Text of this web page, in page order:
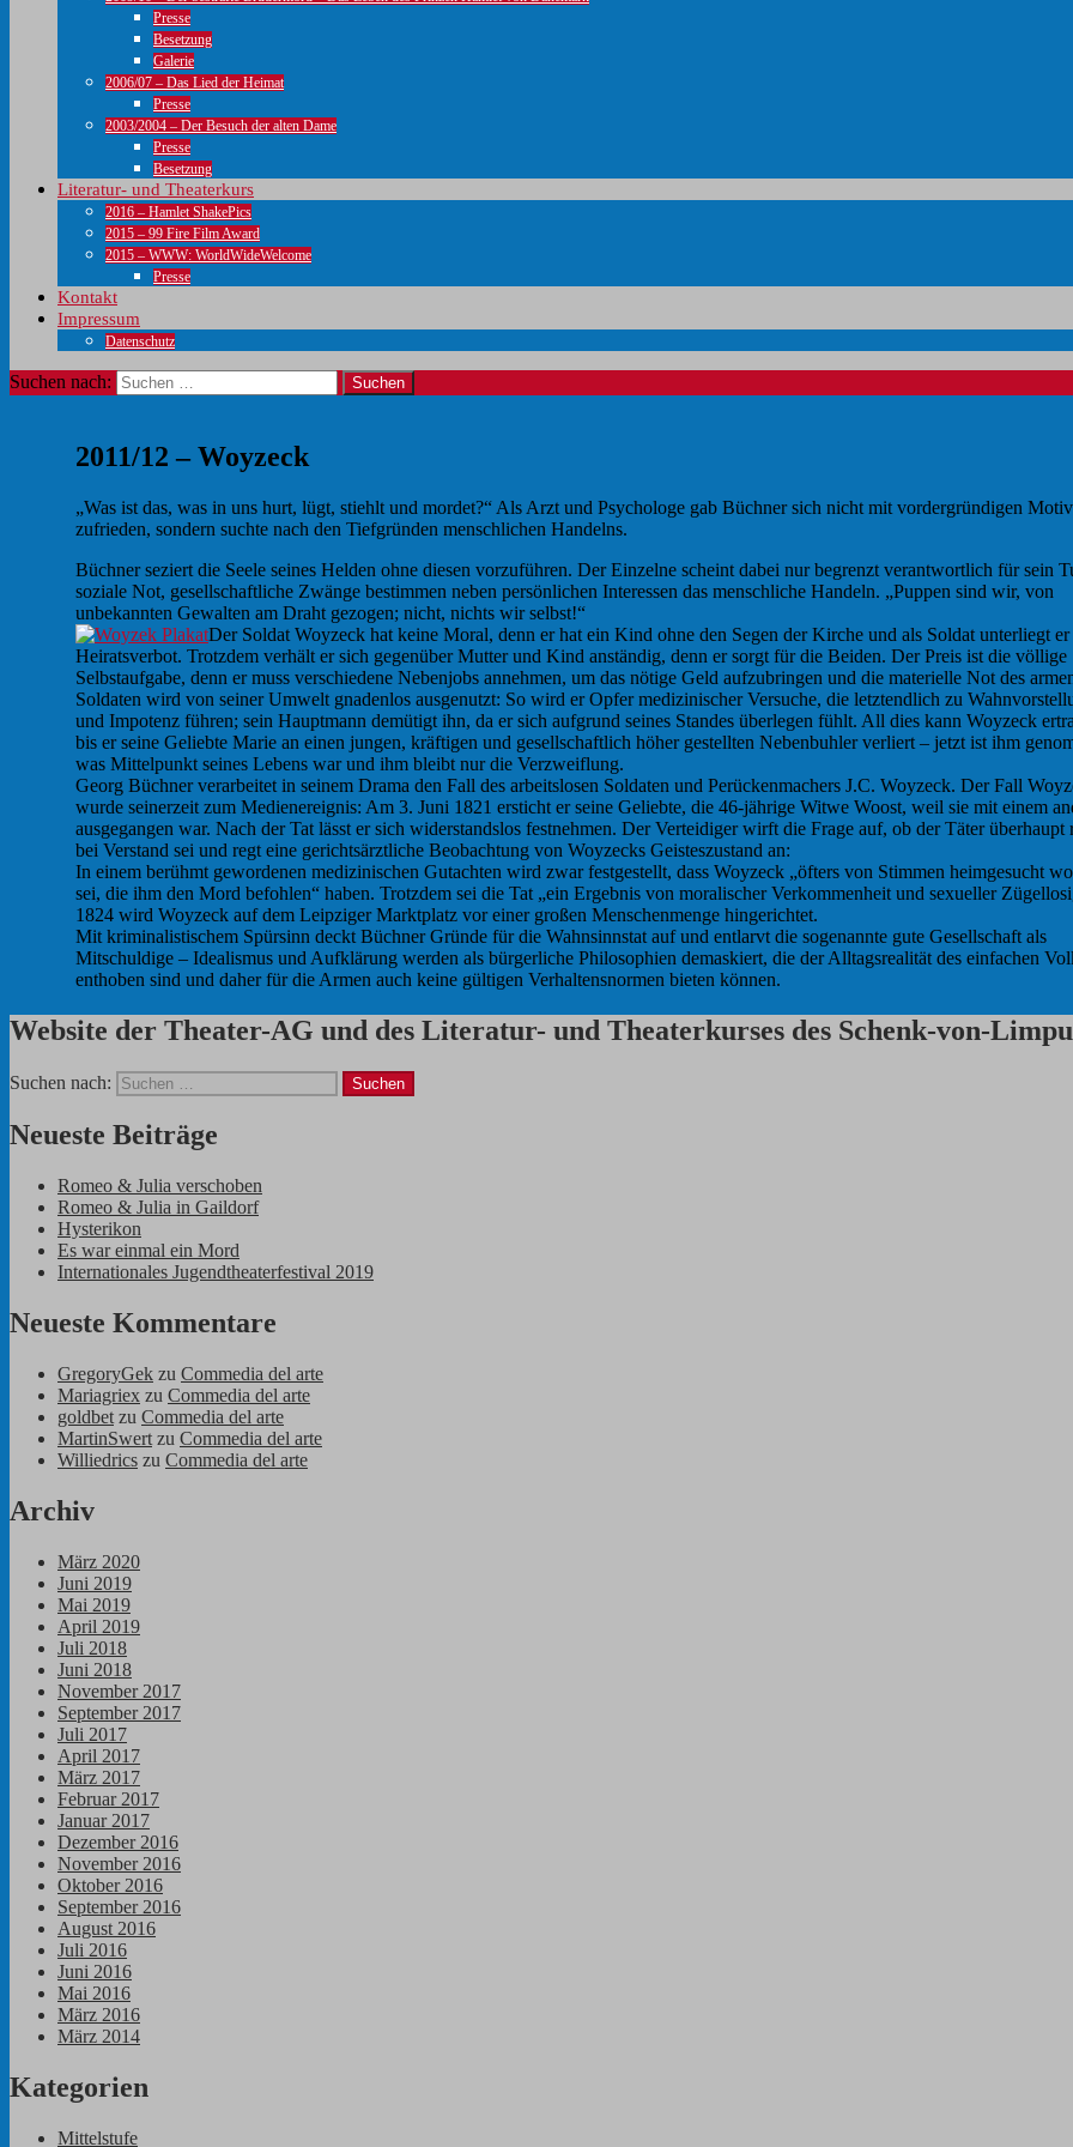
Presse
Besetzung
Galerie
2006/07 – Das Lied der Heimat
Presse
2003/2004 – Der Besuch der alten Dame
Presse
Besetzung
Literatur- und Theaterkurs
2016 – Hamlet ShakePics
2015 – 99 Fire Film Award
2015 – WWW: WorldWideWelcome
Presse
Kontakt
Impressum
Datenschutz
Suchen nach:
2011/12 – Woyzeck
„Was ist das, was in uns hurt, lügt, stiehlt und mordet?“ Als Arzt und Psychologe gab Büchner sich nicht mit vordergründigen
zufrieden, sondern suchte nach den Tiefgründen menschlichen Handelns.
Büchner seziert die Seele seines Helden ohne diesen vorzuführen. Der Einzelne scheint dabei nur begrenzt verantwortlich für sein
soziale Not, gesellschaftliche Zwänge bestimmen neben persönlichen Interessen das menschliche Handeln. „Puppen sind wir, von
unbekannten Gewalten am Draht gezogen; nicht, nichts wir selbst!“
Der Soldat Woyzeck hat keine Moral, denn er hat ein Kind ohne den Segen der Kirche und als Soldat unterliegt er
Heiratsverbot. Trotzdem verhält er sich gegenüber Mutter und Kind anständig, denn er sorgt für die Beiden. Der Preis ist die völlige
Selbstaufgabe, denn er muss verschiedene Nebenjobs annehmen, um das nötige Geld aufzubringen und die materielle Not des
Soldaten wird von seiner Umwelt gnadenlos ausgenutzt: So wird er Opfer medizinischer Versuche, die letztendlich zu
und Impotenz führen; sein Hauptmann demütigt ihn, da er sich aufgrund seines Standes überlegen fühlt. All dies kann Woyzeck
bis er seine Geliebte Marie an einen jungen, kräftigen und gesellschaftlich höher gestellten Nebenbuhler verliert – jetzt ist ihm
was Mittelpunkt seines Lebens war und ihm bleibt nur die Verzweiflung.
Georg Büchner verarbeitet in seinem Drama den Fall des arbeitslosen Soldaten und Perückenmachers J.C. Woyzeck. Der Fall
wurde seinerzeit zum Medienereignis: Am 3. Juni 1821 ersticht er seine Geliebte, die 46-jährige Witwe Woost, weil sie mit einem
ausgegangen war. Nach der Tat lässt er sich widerstandslos festnehmen. Der Verteidiger wirft die Frage auf, ob der Täter überhaupt
bei Verstand sei und regt eine gerichtsärztliche Beobachtung von Woyzecks Geisteszustand an:
In einem berühmt gewordenen medizinischen Gutachten wird zwar festgestellt, dass Woyzeck „öfters von Stimmen heimgesucht
sei, die ihm den Mord befohlen“ haben. Trotzdem sei die Tat „ein Ergebnis von moralischer Verkommenheit und sexueller
1824 wird Woyzeck auf dem Leipziger Marktplatz vor einer großen Menschenmenge hingerichtet.
Mit kriminalistischem Spürsinn deckt Büchner Gründe für die Wahnsinnstat auf und entlarvt die sogenannte gute Gesellschaft als
Mitschuldige – Idealismus und Aufklärung werden als bürgerliche Philosophien demaskiert, die der Alltagsrealität des einfachen
enthoben sind und daher für die Armen auch keine gültigen Verhaltensnormen bieten können.
Website der Theater-AG und des Literatur- und Theaterkurses des Schenk-von-
Suchen nach:
Neueste Beiträge
Romeo & Julia verschoben
Romeo & Julia in Gaildorf
Hysterikon
Es war einmal ein Mord
Internationales Jugendtheaterfestival 2019
Neueste Kommentare
GregoryGek zu Commedia del arte
Mariagriex zu Commedia del arte
goldbet zu Commedia del arte
MartinSwert zu Commedia del arte
Williedrics zu Commedia del arte
Archiv
März 2020
Juni 2019
Mai 2019
April 2019
Juli 2018
Juni 2018
November 2017
September 2017
Juli 2017
April 2017
März 2017
Februar 2017
Januar 2017
Dezember 2016
November 2016
Oktober 2016
September 2016
August 2016
Juli 2016
Juni 2016
Mai 2016
März 2016
März 2014
Kategorien
Mittelstufe